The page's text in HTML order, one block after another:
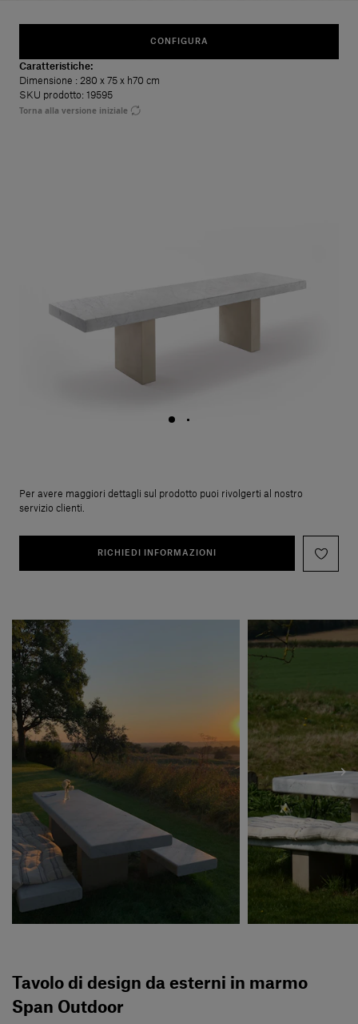
CONFIGURA
Caratteristiche:
Dimensione : 280 x 75 x h70 cm
SKU prodotto: 19595
Torna alla versione iniziale
Per avere maggiori dettagli sul prodotto puoi rivolgerti al nostro
servizio clienti.
RICHIEDI INFORMAZIONI
Tavolo di design da esterni in marmo
Span Outdoor